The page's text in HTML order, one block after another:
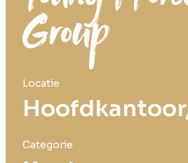
Group
Locatie
Categorie